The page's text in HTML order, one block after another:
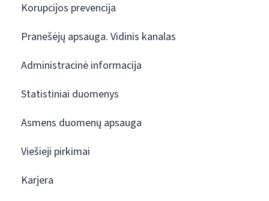
Korupcijos prevencija
Pranešėjų apsauga. Vidinis kanalas
Administracinė informacija
Statistiniai duomenys
Asmens duomenų apsauga
Viešieji pirkimai
Karjera